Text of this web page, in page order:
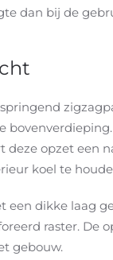
dan bij de
deze opzet
koel te
dikke laag
raster. De
gebouw.